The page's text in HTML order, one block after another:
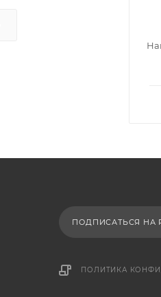
ПОДПИСАТЬСЯ НА
ПОЛИТИКА